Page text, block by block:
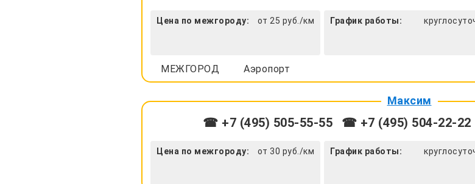
Цена по межгороду: от 25 руб./км График работы:
МЕЖГОРОД Аэропорт
Максим
☎ +7 (495) 505-55-55 ☎ +7 (495) 504-22-22
Цена по межгороду: от 30 руб./км График работы: